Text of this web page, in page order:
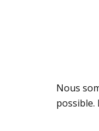
Nous
possible.